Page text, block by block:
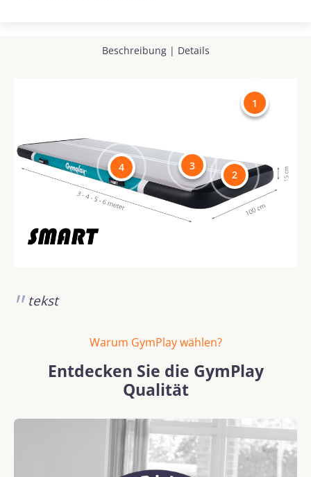
Beschreibung| Details
1
2
3
4
tekst
Warum GymPlay wählen?
Entdecken Sie die GymPlay
Qualität
Bildergalerie überspringen
REACH